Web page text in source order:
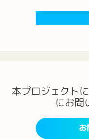
本プロジェクト
にお問
お